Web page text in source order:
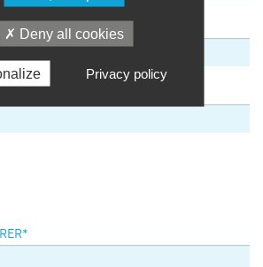
/ NIVEAU
*
Deny all cookies
Privacy policy